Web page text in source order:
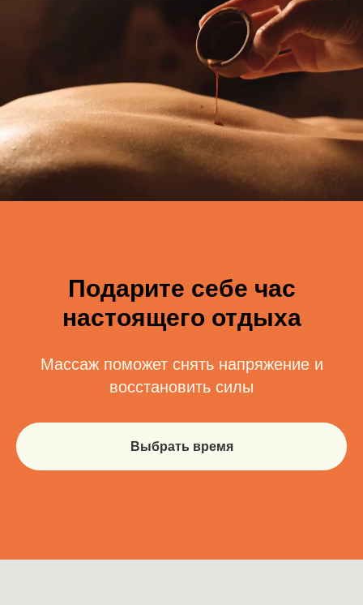
Подарите себе час
настоящего отдыха
Массаж поможет снять напряжение и
восстановить силы
Выбрать время